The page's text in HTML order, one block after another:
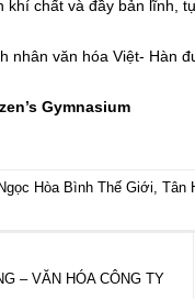
chất và đầy bản lĩnh,
nhân văn hóa Việt- Hàn
Gymnasium
Hòa Bình Thế Giới, Tân
– VĂN HÓA CÔNG TY